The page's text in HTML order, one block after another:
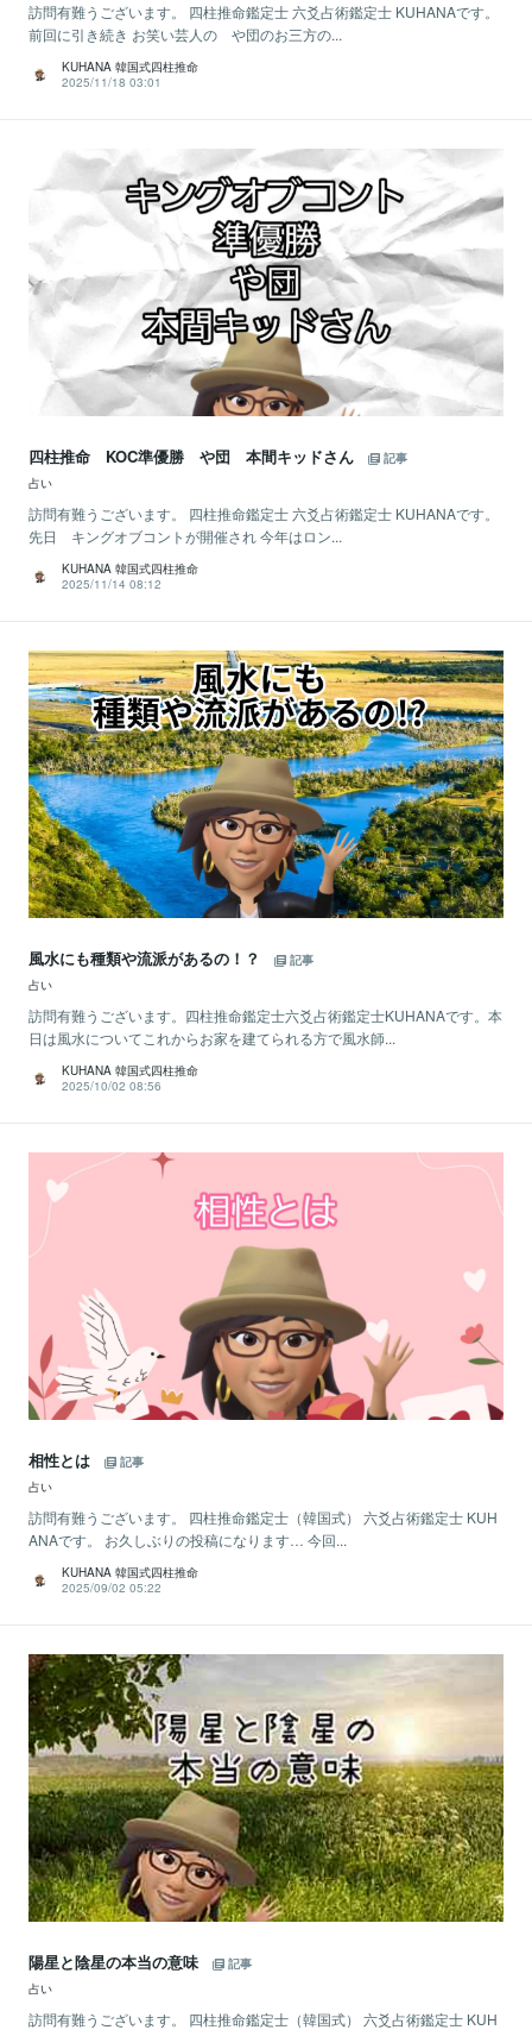
訪問有難うございます。 四柱推命鑑定士 六爻占術鑑定士 KUHANAです。
前回に引き続き お笑い芸人の や団のお三方の...
KUHANA 韓国式四柱推命
2025/11/18 03:01
四柱推命 KOC準優勝 や団 本間キッドさん
記事
占い
訪問有難うございます。 四柱推命鑑定士 六爻占術鑑定士 KUHANAです。
先日 キングオブコントが開催され 今年はロン...
KUHANA 韓国式四柱推命
2025/11/14 08:12
風水にも種類や流派があるの！？
記事
占い
訪問有難うございます。四柱推命鑑定士六爻占術鑑定士KUHANAです。本
日は風水についてこれからお家を建てられる方で風水師...
KUHANA 韓国式四柱推命
2025/10/02 08:56
相性とは
記事
占い
訪問有難うございます。 四柱推命鑑定士（韓国式） 六爻占術鑑定士 KUH
ANAです。 お久しぶりの投稿になります… 今回...
KUHANA 韓国式四柱推命
2025/09/02 05:22
陽星と陰星の本当の意味
記事
占い
訪問有難うございます。 四柱推命鑑定士（韓国式） 六爻占術鑑定士 KUH